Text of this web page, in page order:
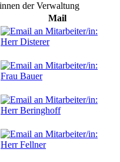
der Verwaltung
Mail